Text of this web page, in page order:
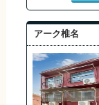
アーク椎名